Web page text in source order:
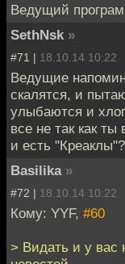
Ведущий
SethNsk »
#71 | 18.10.14 10:22
Ведущие
скалятся, и
улыбаются и
все не так как
и есть
Basilika »
#72 | 18.10.14 10:22
Кому: YYF, #60
> Видать и у вас